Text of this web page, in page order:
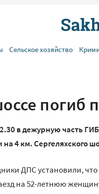
Сельское хозяйство
погиб
в дежурную часть
4 км. Сергеляхского
ДПС установили,
на 52-летнюю